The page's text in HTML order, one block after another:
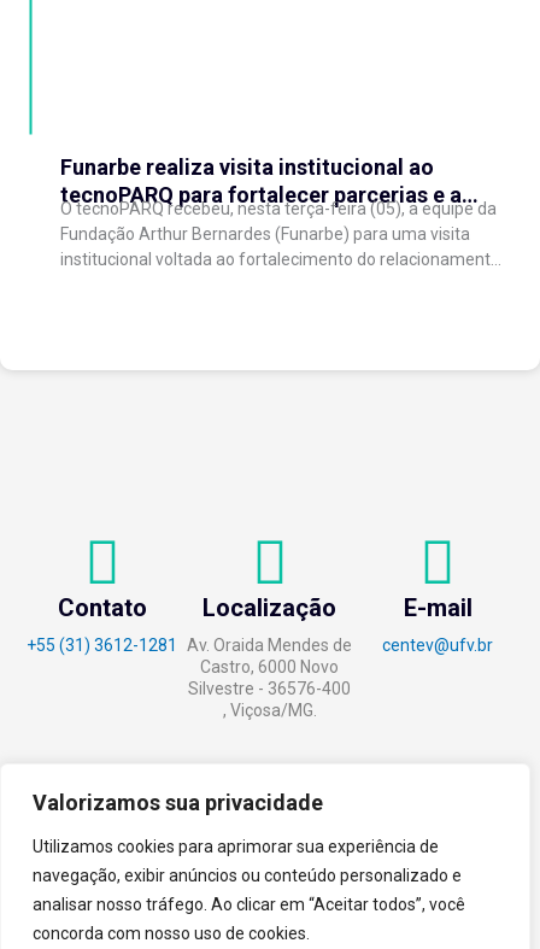
Valorizamos sua privacidade
Utilizamos cookies para aprimorar sua experiência de
navegação, exibir anúncios ou conteúdo personalizado e
analisar nosso tráfego. Ao clicar em “Aceitar todos”, você
concorda com nosso uso de cookies.
Funarbe realiza visita institucional ao
tecnoPARQ para fortalecer parcerias e a
gestão da inovação
O tecnoPARQ recebeu, nesta terça-feira (05), a equipe da
Fundação Arthur Bernardes (Funarbe) para uma visita
institucional voltada ao fortalecimento do relacionamento
Contato
+55 (31) 3612-1281
Localização
Av. Oraida Mendes de
Castro, 6000 Novo
Silvestre - 36576-400
, Viçosa/MG.
E-mail
centev@ufv.br